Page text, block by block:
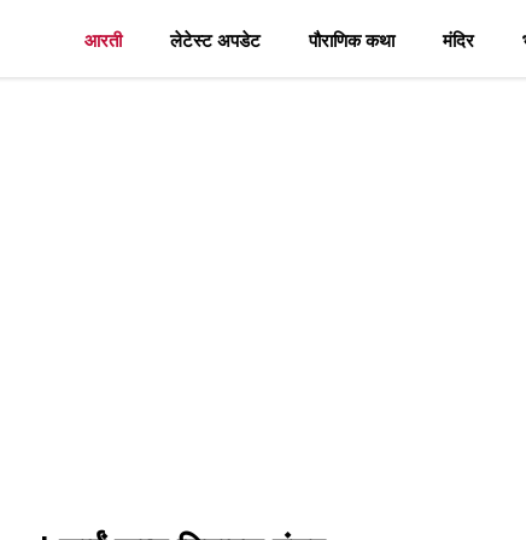
आरती लेटेस्ट अपडेट पौराणिक कथा मंदिर